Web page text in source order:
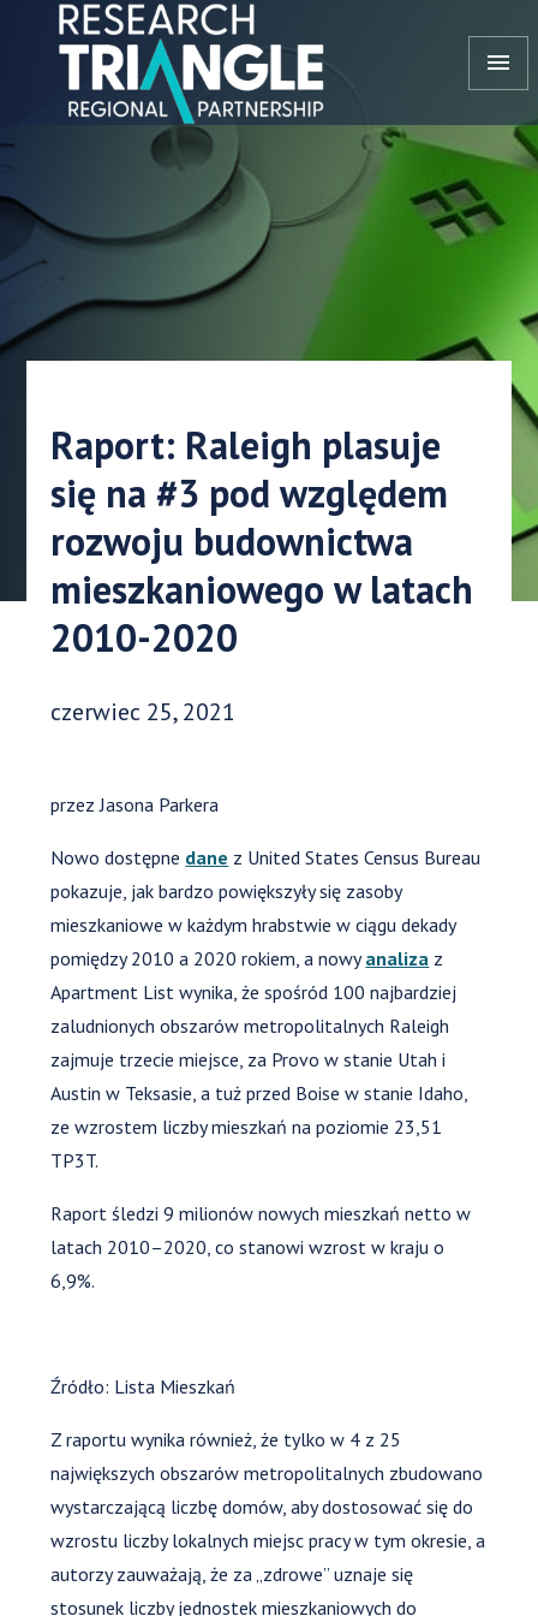
Przejdź do treści
menu
Raport: Raleigh plasuje
się na #3 pod względem
rozwoju budownictwa
mieszkaniowego w latach
2010-2020
Data opublikowania:
czerwiec 25, 2021
przez Jasona Parkera
Nowo dostępne dane z United States Census Bureau
pokazuje, jak bardzo powiększyły się zasoby
mieszkaniowe w każdym hrabstwie w ciągu dekady
pomiędzy 2010 a 2020 rokiem, a nowyanaliza z
Apartment List wynika, że spośród 100 najbardziej
zaludnionych obszarów metropolitalnych Raleigh
zajmuje trzecie miejsce, za Provo w stanie Utah i
Austin w Teksasie, a tuż przed Boise w stanie Idaho,
ze wzrostem liczby mieszkań na poziomie 23,51
TP3T.
Raport śledzi 9 milionów nowych mieszkań netto w
latach 2010–2020, co stanowi wzrost w kraju o
6,9%.
Źródło: Lista Mieszkań
Z raportu wynika również, że tylko w 4 z 25
największych obszarów metropolitalnych zbudowano
wystarczającą liczbę domów, aby dostosować się do
wzrostu liczby lokalnych miejsc pracy w tym okresie, a
autorzy zauważają, że za „zdrowe” uznaje się
stosunek liczby jednostek mieszkaniowych do